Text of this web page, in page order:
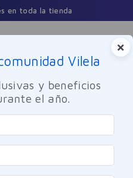
en toda la tienda
Limpieza
×
Vilela
y beneficios
el año.